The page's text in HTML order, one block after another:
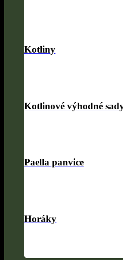
Kotliny
Kotlinové výhodné
Paella panvice
Horáky